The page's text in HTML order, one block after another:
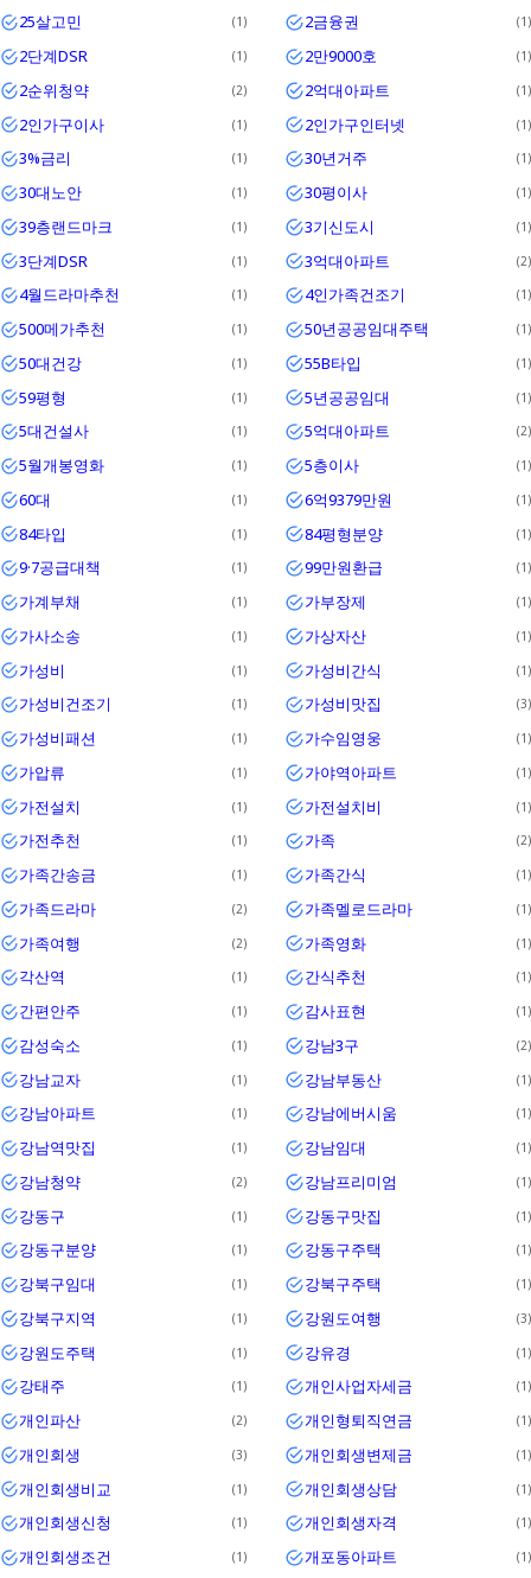
25살고민 1 2금융권 1
2단계DSR 1 2만9000호 1
2순위청약 2 2억대아파트 1
2인가구이사 1 2인가구인터넷 1
3%금리 1 30년거주 1
30대노안 1 30평이사 1
39층랜드마크 1 3기신도시 1
3단계DSR 1 3억대아파트 2
4월드라마추천 1 4인가족건조기 1
500메가추천 1 50년공공임대주택 1
50대건강 1 55B타입 1
59평형 1 5년공공임대 1
5대건설사 1 5억대아파트 2
5월개봉영화 1 5층이사 1
60대 1 6억9379만원 1
84타입 1 84평형분양 1
9·7공급대책 1 99만원환급 1
가계부채 1 가부장제 1
가사소송 1 가상자산 1
가성비 1 가성비간식 1
가성비건조기 1 가성비맛집 3
가성비패션 1 가수임영웅 1
가압류 1 가야역아파트 1
가전설치 1 가전설치비 1
가전추천 1 가족 2
가족간송금 1 가족간식 1
가족드라마 2 가족멜로드라마 1
가족여행 2 가족영화 1
각산역 1 간식추천 1
간편안주 1 감사표현 1
감성숙소 1 강남3구 2
강남교자 1 강남부동산 1
강남아파트 1 강남에버시움 1
강남역맛집 1 강남임대 1
강남청약 2 강남프리미엄 1
강동구 1 강동구맛집 1
강동구분양 1 강동구주택 1
강북구임대 1 강북구주택 1
강북구지역 1 강원도여행 3
강원도주택 1 강유경 1
강태주 1 개인사업자세금 1
개인파산 2 개인형퇴직연금 1
개인회생 3 개인회생변제금 1
개인회생비교 1 개인회생상담 1
개인회생신청 1 개인회생자격 1
개인회생조건 1 개포동아파트 1